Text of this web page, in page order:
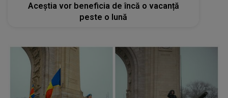
Aceștia vor beneficia de încă o vacanță
peste o lună